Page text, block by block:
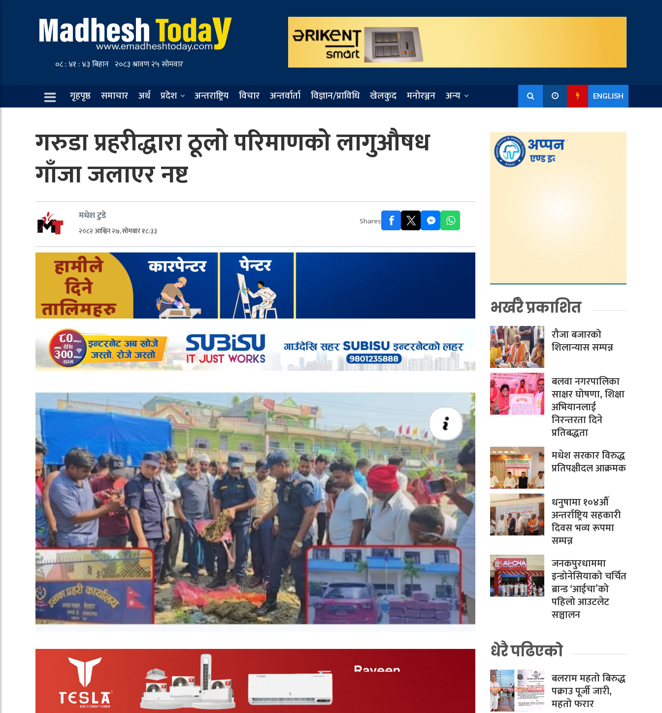
गृहपृष्ठ समाचार अर्थ प्रदेश अन्तराष्ट्रिय विचार अन्तर्वार्ता विज्ञान/प्राविधि खेलकुद मनोरञ्जन अन्य ENGLISH
गरुडा प्रहरीद्धारा ठूलो परिमाणको लागुऔषध
गाँजा जलाएर नष्ट
मधेश टुडे
२०८२ आश्विन २७, सोमबार १८:३३
Shares
भर्खरै प्रकाशित
रौजा बजारको
शिलान्यास सम्पन्न
बलवा नगरपालिका
साक्षर घोषणा, शिक्षा
अभियानलाई
निरन्तरता दिने
प्रतिबद्धता
मधेश सरकार विरुद्ध
प्रतिपक्षीदल आक्रमक
धनुषामा १०४औँ
अन्तर्राष्ट्रिय सहकारी
दिवस भव्य रूपमा
सम्पन्न
जनकपुरधाममा
इन्डोनेसियाको चर्चित
ब्रान्ड ‘आईचा’को
पहिलो आउटलेट
सञ्चालन
धेरै पढिएको
बलराम महतो बिरुद्ध
पक्राउ पूर्जी जारी,
महतो फरार